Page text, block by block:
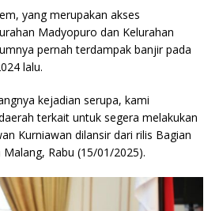
yang merupakan akses
Madyopuro dan Kelurahan
pernah terdampak banjir pada
lalu.
kejadian serupa, kami
terkait untuk segera melakukan
Kurniawan dilansir dari rilis Bagian
Rabu (15/01/2025).